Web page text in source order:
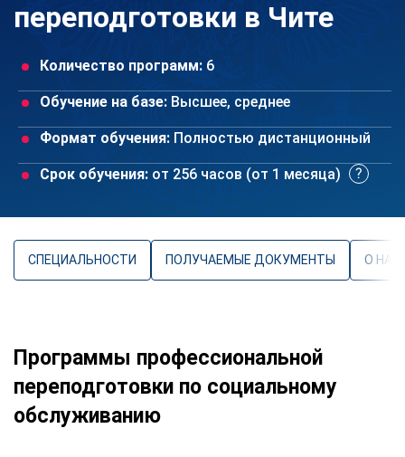
переподготовки в Чите
Количество программ: 6
Обучение на базе: Высшее, среднее
Формат обучения: Полностью дистанционный
Срок обучения: от 256 часов (от 1 месяца)
СПЕЦИАЛЬНОСТИ ПОЛУЧАЕМЫЕ ДОКУМЕНТЫ О
Программы профессиональной
переподготовки по социальному
обслуживанию